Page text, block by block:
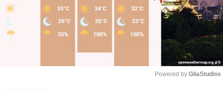
Powered by GliaStudios